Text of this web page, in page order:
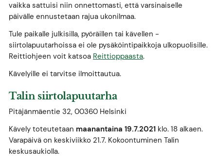
vaikka sattuisi niin onnettomasti, että varsinaiselle
päivälle ennustetaan rajua ukonilmaa.
Tule paikalle julkisilla, pyöräillen tai kävellen -
siirtolapuutarhoissa ei ole pysäköintipaikkoja ulkopuolisille.
Reittiohjeen voit katsoa Reittioppaasta.
Kävelyille ei tarvitse ilmoittautua.
Talin siirtolapuutarha
Pitäjänmäentie 32, 00360 Helsinki
Kävely toteutetaan maanantaina 19.7.2021klo. 18 alkaen.
Varapäivä on keskiviikko 21.7. Kokoontuminen Talin
keskusaukiolla.